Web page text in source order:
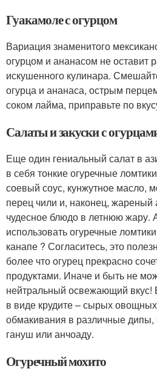
Гуакамоле с огурцом
Вариация знаменитого
огурцом и ананасом не
искушенного кулинара.
огурца и ананаса, острым
соком лайма, приправьте по
Салаты и закуски с
Еще один гениальный салат в
в себя тонкие огуречные
соевый соус, кунжутное масло,
перец чили и, наконец, жареный
чудесное блюдо в летнюю жару.
использовать огуречные
канапе ? Согласитесь, это
более что огурец прекрасно
продуктами. Иначе и быть не
нейтральный освежающий
в виде крудите – сырых
обмакивания в различные
гануш или анчоаду.
Огуречный мохито